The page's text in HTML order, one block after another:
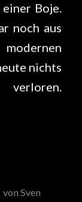
Boje.
noch aus
nichts
von Sven